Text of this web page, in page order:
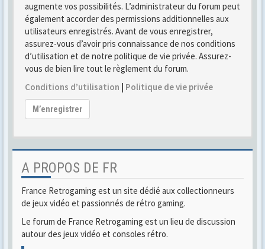
augmente vos possibilités. L’administrateur du forum peut
également accorder des permissions additionnelles aux
utilisateurs enregistrés. Avant de vous enregistrer,
assurez-vous d’avoir pris connaissance de nos conditions
d’utilisation et de notre politique de vie privée. Assurez-
vous de bien lire tout le règlement du forum.
Conditions d’utilisation | Politique de vie privée
M’enregistrer
A PROPOS DE FR
France Retrogaming est un site dédié aux collectionneurs
de jeux vidéo et passionnés de rétro gaming.
Le forum de France Retrogaming est un lieu de discussion
autour des jeux vidéo et consoles rétro.